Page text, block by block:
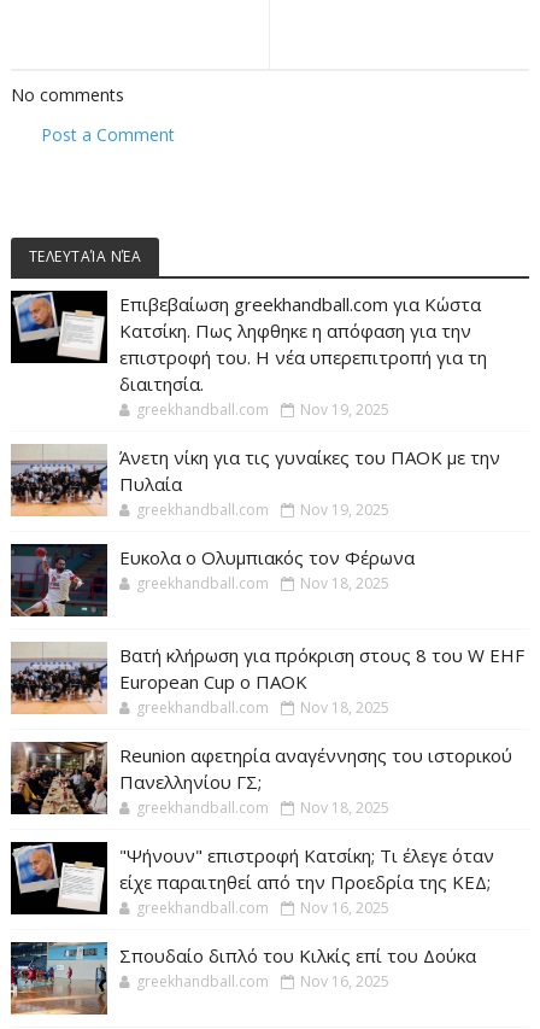
No comments
Post a Comment
ΤΕΛΕΥΤΑΊΑ ΝΈΑ
Επιβεβαίωση greekhandball.com για Κώστα
Κατσίκη. Πως ληφθηκε η απόφαση για την
επιστροφή του. Η νέα υπερεπιτροπή για τη
διαιτησία.
greekhandball.com Nov 19, 2025
Άνετη νίκη για τις γυναίκες του ΠΑΟΚ με την
Πυλαία
greekhandball.com Nov 19, 2025
Ευκολα ο Ολυμπιακός τον Φέρωνα
greekhandball.com Nov 18, 2025
Βατή κλήρωση για πρόκριση στους 8 του W EHF
European Cup ο ΠΑΟΚ
greekhandball.com Nov 18, 2025
Reunion αφετηρία αναγέννησης του ιστορικού
Πανελληνίου ΓΣ;
greekhandball.com Nov 18, 2025
"Ψήνουν" επιστροφή Κατσίκη; Τι έλεγε όταν
είχε παραιτηθεί από την Προεδρία της ΚΕΔ;
greekhandball.com Nov 16, 2025
Σπουδαίο διπλό του Κιλκίς επί του Δούκα
greekhandball.com Nov 16, 2025